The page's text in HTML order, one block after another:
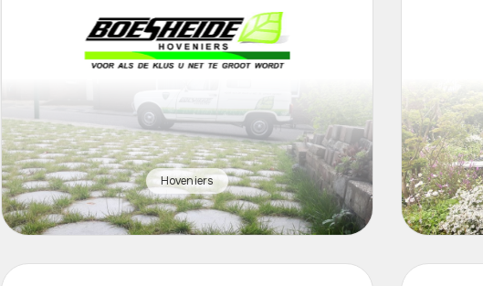
Hoveniers